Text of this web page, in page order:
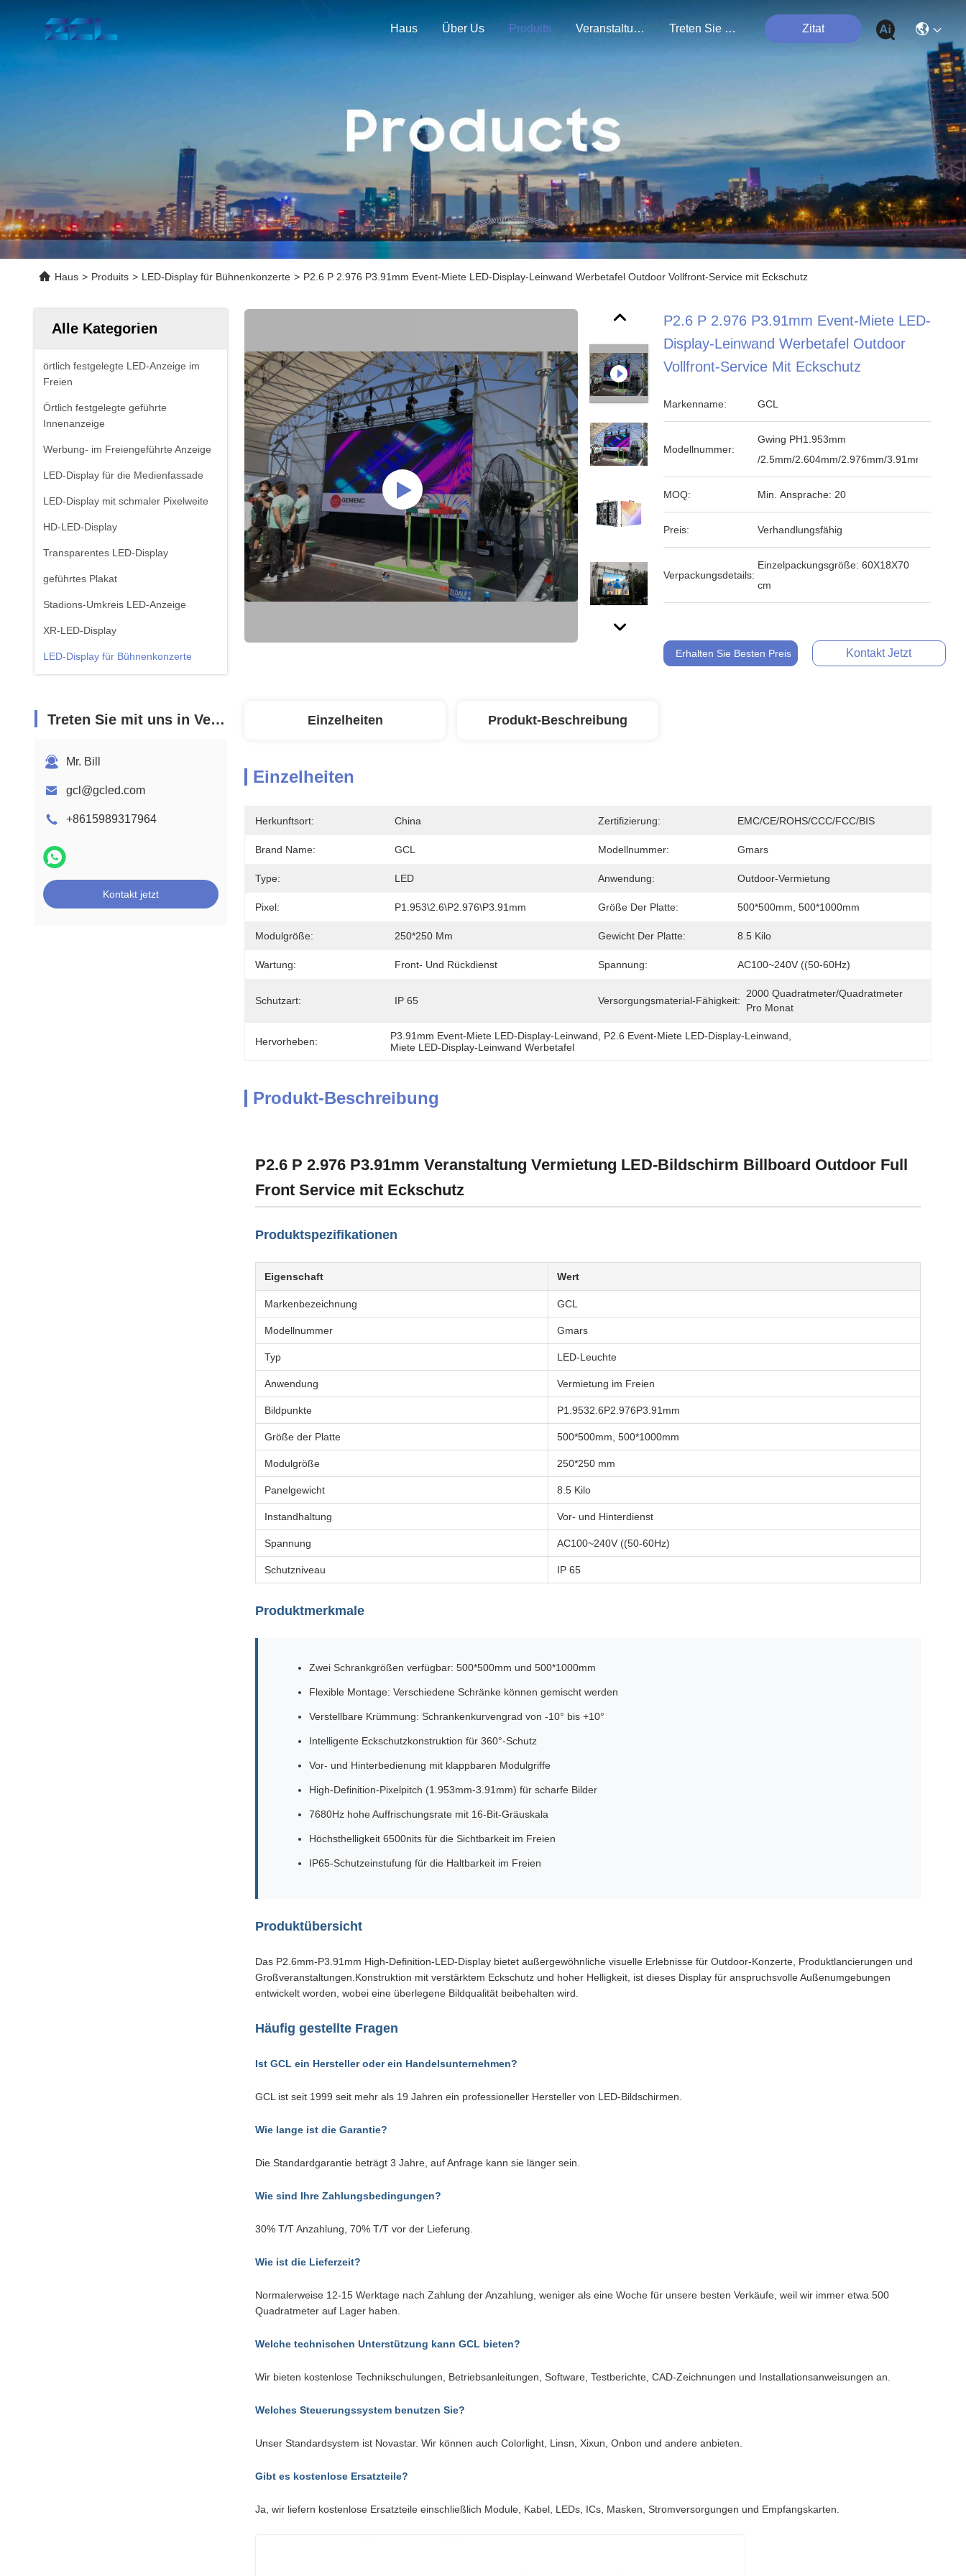
Haus Über Us Produits Veranstaltungen Treten Sie Mit Uns In Verbindung Zitat
Haus > Produits > LED-Display für Bühnenkonzerte > P2.6 P 2.976 P3.91mm Event-Miete LED-Display-Leinwand Werbetafel Outdoor Vollfront-Service mit Eckschutz
Alle Kategorien
örtlich festgelegte LED-Anzeige im
Freien
Örtlich festgelegte geführte
Innenanzeige
Werbung- im Freiengeführte Anzeige
LED-Display für die Medienfassade
LED-Display mit schmaler Pixelweite
HD-LED-Display
Transparentes LED-Display
geführtes Plakat
Stadions-Umkreis LED-Anzeige
XR-LED-Display
LED-Display für Bühnenkonzerte
Treten Sie mit uns in Verbindung
Mr. Bill
gcl@gcled.com
+8615989317964
Kontakt jetzt
P2.6 P 2.976 P3.91mm Event-Miete LED-
Display-Leinwand Werbetafel Outdoor
Vollfront-Service Mit Eckschutz
Markenname: GCL
Modellnummer:
Gwing PH1.953mm
/2.5mm/2.604mm/2.976mm/3.91mm
MOQ: Min. Ansprache: 20
Preis: Verhandlungsfähig
Verpackungsdetails:
Einzelpackungsgröße: 60X18X70
cm
Erhalten Sie Besten Preis Kontakt Jetzt
Einzelheiten Produkt-Beschreibung
Einzelheiten
Herkunftsort: China Zertifizierung: EMC/CE/ROHS/CCC/FCC/BIS
Brand Name: GCL Modellnummer: Gmars
Type: LED Anwendung: Outdoor-Vermietung
Pixel: P1.953\2.6\P2.976\P3.91mm Größe Der Platte: 500*500mm, 500*1000mm
Modulgröße: 250*250 Mm Gewicht Der Platte: 8.5 Kilo
Wartung: Front- Und Rückdienst Spannung: AC100~240V ((50-60Hz)
Schutzart: IP 65 Versorgungsmaterial-Fähigkeit:
2000 Quadratmeter/Quadratmeter
Pro Monat
Hervorheben: P3.91mm Event-Miete LED-Display-Leinwand P2.6 Event-Miete LED-Display-Leinwand
Miete LED-Display-Leinwand Werbetafel
Produkt-Beschreibung
P2.6 P 2.976 P3.91mm Veranstaltung Vermietung LED-Bildschirm Billboard Outdoor Full
Front Service mit Eckschutz
Produktspezifikationen
Eigenschaft Wert
Markenbezeichnung GCL
Modellnummer Gmars
Typ LED-Leuchte
Anwendung Vermietung im Freien
Bildpunkte P1.9532.6P2.976P3.91mm
Größe der Platte 500*500mm, 500*1000mm
Modulgröße 250*250 mm
Panelgewicht 8.5 Kilo
Instandhaltung Vor- und Hinterdienst
Spannung AC100~240V ((50-60Hz)
Schutzniveau IP 65
Produktmerkmale
Zwei Schrankgrößen verfügbar: 500*500mm und 500*1000mm
Flexible Montage: Verschiedene Schränke können gemischt werden
Verstellbare Krümmung: Schrankenkurvengrad von -10° bis +10°
Intelligente Eckschutzkonstruktion für 360°-Schutz
Vor- und Hinterbedienung mit klappbaren Modulgriffe
High-Definition-Pixelpitch (1.953mm-3.91mm) für scharfe Bilder
7680Hz hohe Auffrischungsrate mit 16-Bit-Gräuskala
Höchsthelligkeit 6500nits für die Sichtbarkeit im Freien
IP65-Schutzeinstufung für die Haltbarkeit im Freien
Produktübersicht
Das P2.6mm-P3.91mm High-Definition-LED-Display bietet außergewöhnliche visuelle Erlebnisse für Outdoor-Konzerte, Produktlancierungen und
Großveranstaltungen.Konstruktion mit verstärktem Eckschutz und hoher Helligkeit, ist dieses Display für anspruchsvolle Außenumgebungen
entwickelt worden, wobei eine überlegene Bildqualität beibehalten wird.
Häufig gestellte Fragen
Ist GCL ein Hersteller oder ein Handelsunternehmen?
GCL ist seit 1999 seit mehr als 19 Jahren ein professioneller Hersteller von LED-Bildschirmen.
Wie lange ist die Garantie?
Die Standardgarantie beträgt 3 Jahre, auf Anfrage kann sie länger sein.
Wie sind Ihre Zahlungsbedingungen?
30% T/T Anzahlung, 70% T/T vor der Lieferung.
Wie ist die Lieferzeit?
Normalerweise 12-15 Werktage nach Zahlung der Anzahlung, weniger als eine Woche für unsere besten Verkäufe, weil wir immer etwa 500
Quadratmeter auf Lager haben.
Welche technischen Unterstützung kann GCL bieten?
Wir bieten kostenlose Technikschulungen, Betriebsanleitungen, Software, Testberichte, CAD-Zeichnungen und Installationsanweisungen an.
Welches Steuerungssystem benutzen Sie?
Unser Standardsystem ist Novastar. Wir können auch Colorlight, Linsn, Xixun, Onbon und andere anbieten.
Gibt es kostenlose Ersatzteile?
Ja, wir liefern kostenlose Ersatzteile einschließlich Module, Kabel, LEDs, ICs, Masken, Stromversorgungen und Empfangskarten.